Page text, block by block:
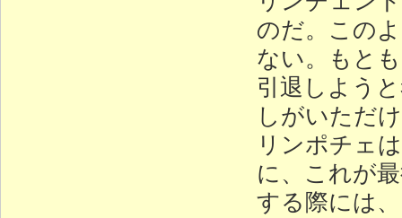
のだ。この
ない。もと
引退しよう
しがいただ
リンポチェ
に、これが
する際には